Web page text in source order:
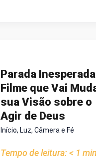
QUE
VAI
ESTREMECER
SUA
FÉ
Parada
Filme que Vai
sua Visão sobre o
Agir de Deus
Início, Luz, Câmera e Fé
Tempo de leitura:< 1